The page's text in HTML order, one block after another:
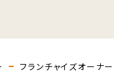
フランチャイズオーナー